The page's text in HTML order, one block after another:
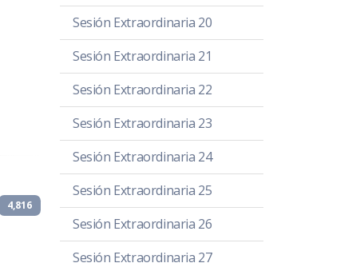
4,816
Sesión Extraordinaria 20
Sesión Extraordinaria 21
Sesión Extraordinaria 22
Sesión Extraordinaria 23
Sesión Extraordinaria 24
Sesión Extraordinaria 25
Sesión Extraordinaria 26
Sesión Extraordinaria 27